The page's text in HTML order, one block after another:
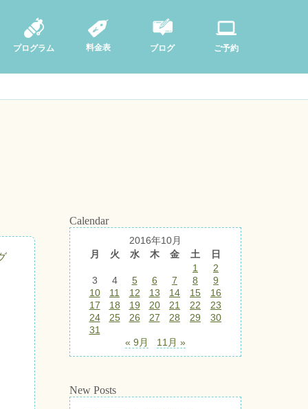
プログラム 料金表 ブログ ご予約
Calendar
2016年10月
月
火 水 木 金 土
日
1
2
3
4 5 6 7 8
9
10
11 12 13 14 15
16
17
18 19 20 21 22
23
24
25 26 27 28 29
30
31
« 9月
11月 »
New Posts